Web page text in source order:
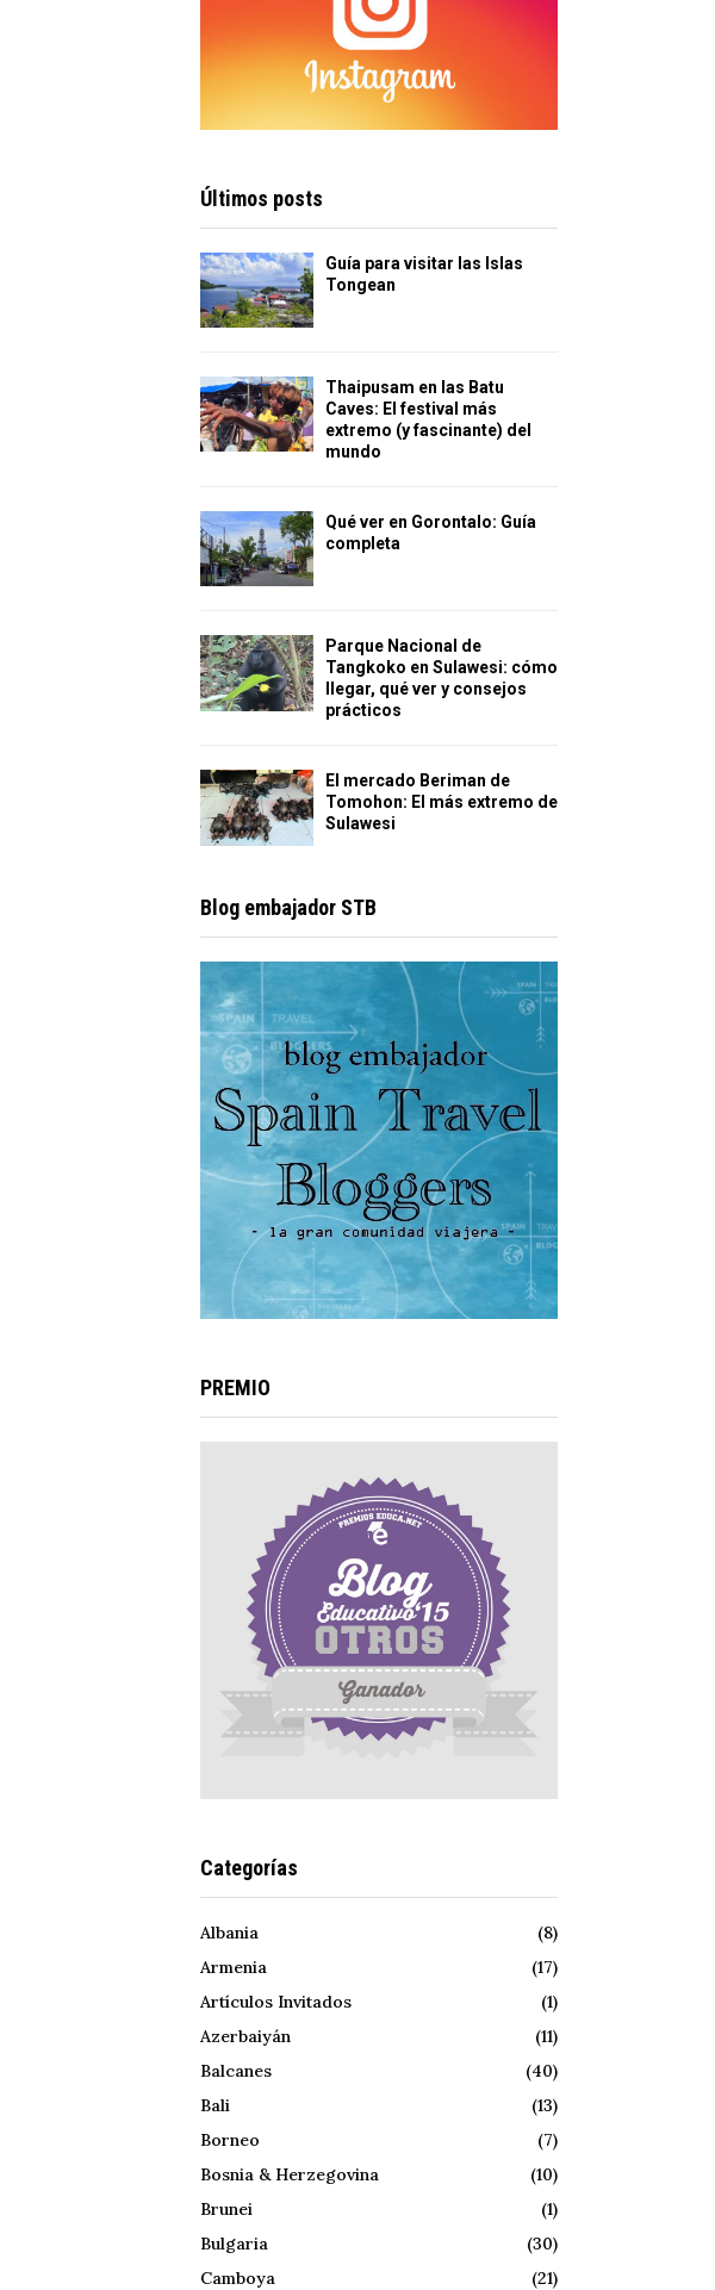
Últimos posts
Guía para visitar las Islas
Tongean
Thaipusam en las Batu
Caves: El festival más
extremo (y fascinante) del
mundo
Qué ver en Gorontalo: Guía
completa
Parque Nacional de
Tangkoko en Sulawesi: cómo
llegar, qué ver y consejos
prácticos
El mercado Beriman de
Tomohon: El más extremo de
Sulawesi
Blog embajador STB
PREMIO
Categorías
Albania
(8)
Armenia
(17)
Artículos Invitados
(1)
Azerbaiyán
(11)
Balcanes
(40)
Bali
(13)
Borneo
(7)
Bosnia & Herzegovina
(10)
Brunei
(1)
Bulgaria
(30)
Camboya
(21)